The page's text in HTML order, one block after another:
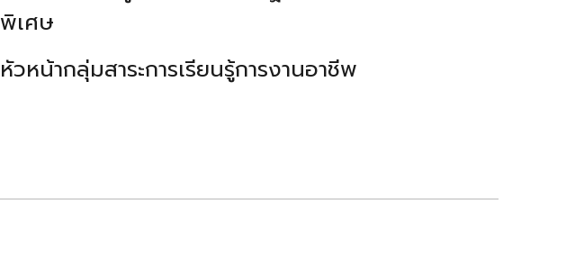
พิเศษ
หัวหน้ากลุ่มสาระการเรียนรู้การงานอาชีพ